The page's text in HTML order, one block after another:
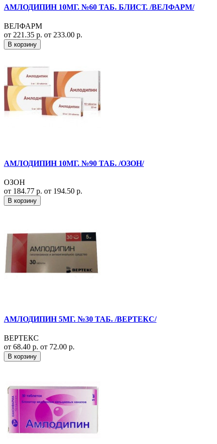
АМЛОДИПИН 10МГ. №60 ТАБ. БЛИСТ. /ВЕЛФАРМ/
ВЕЛФАРМ
от 221.35 р. от 233.00 р.
В корзину
АМЛОДИПИН 10МГ. №90 ТАБ. /ОЗОН/
ОЗОН
от 184.77 р. от 194.50 р.
В корзину
АМЛОДИПИН 5МГ. №30 ТАБ. /ВЕРТЕКС/
ВЕРТЕКС
от 68.40 р. от 72.00 р.
В корзину